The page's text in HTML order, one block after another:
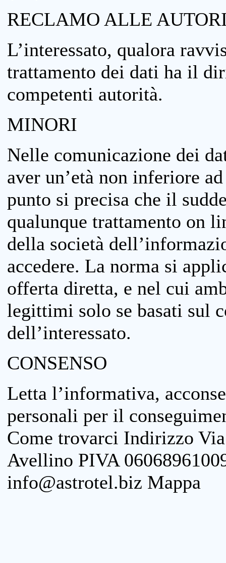
RECLAMO ALLE
L’interessato, qualora
trattamento dei dati ha il
competenti autorità.
MINORI
Nelle comunicazione dei
aver un’età non inferiore
punto si precisa che il
qualunque trattamento on
della società
accedere. La norma si
offerta diretta, e nel cui
legittimi solo se basati sul
dell’interessato.
CONSENSO
Letta l’informativa,
personali per il
Come trovarci Indirizzo
Avellino PIVA
info@astrotel.biz Mappa